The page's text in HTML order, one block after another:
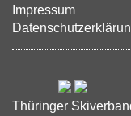
Impressum
Thüringer